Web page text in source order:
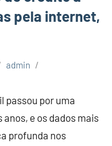
pela internet,
admin
passou por uma
e os dados mais
profunda nos